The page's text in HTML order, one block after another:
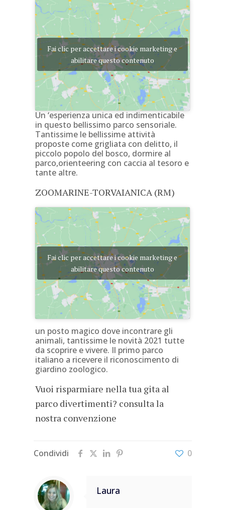
Fai clic per accettare i cookie marketing e
abilitare questo contenuto
Un ‘esperienza unica ed indimenticabile
in questo bellissimo parco sensoriale.
Tantissime le bellissime attività
proposte come grigliata con delitto, il
piccolo popolo del bosco, dormire al
parco,orienteering con caccia al tesoro e
tante altre.
ZOOMARINE-TORVAIANICA (RM)
Fai clic per accettare i cookie marketing e
abilitare questo contenuto
un posto magico dove incontrare gli
animali, tantissime le novità 2021 tutte
da scoprire e vivere. Il primo parco
italiano a ricevere il riconoscimento di
giardino zoologico.
Vuoi risparmiare nella tua gita al
parco divertimenti? consulta la
nostra convenzione
Condividi 0
Laura